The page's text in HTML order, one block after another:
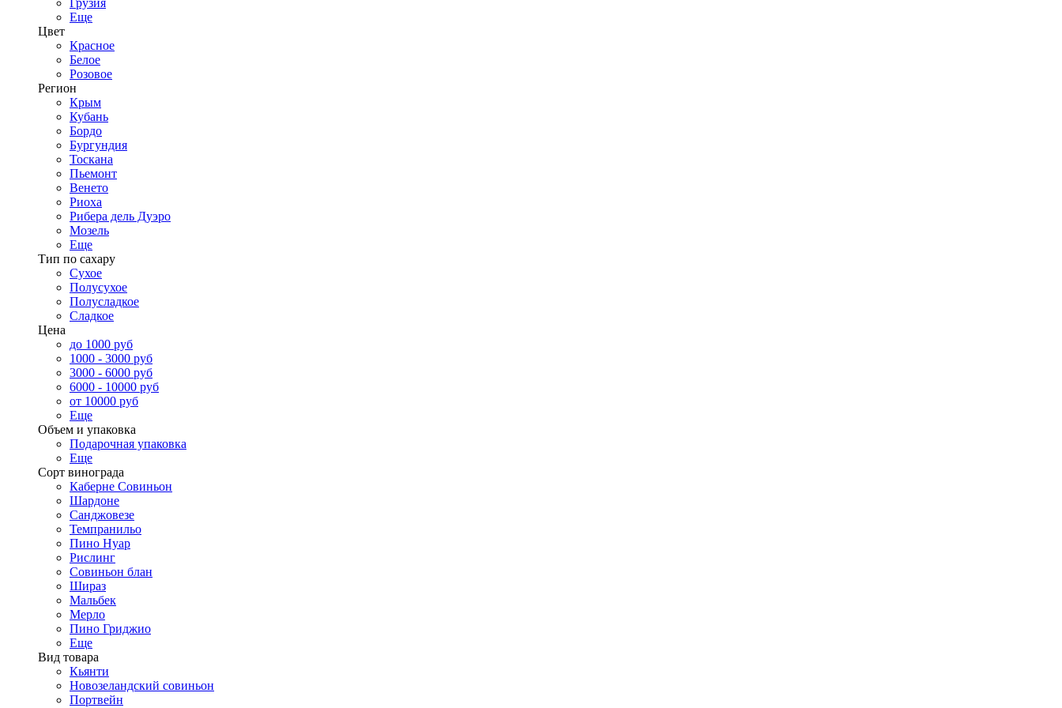
Грузия
Еще
Цвет
Красное
Белое
Розовое
Регион
Крым
Кубань
Бордо
Бургундия
Тоскана
Пьемонт
Венето
Риоха
Рибера дель Дуэро
Мозель
Еще
Тип по сахару
Сухое
Полусухое
Полусладкое
Сладкое
Цена
до 1000 руб
1000 - 3000 руб
3000 - 6000 руб
6000 - 10000 руб
от 10000 руб
Еще
Объем и упаковка
Подарочная упаковка
Еще
Сорт винограда
Каберне Совиньон
Шардоне
Санджовезе
Темпранильо
Пино Нуар
Рислинг
Совиньон блан
Шираз
Мальбек
Мерло
Пино Гриджио
Еще
Вид товара
Кьянти
Новозеландский совиньон
Портвейн